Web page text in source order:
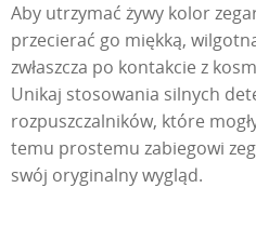
Aby utrzymać żywy kolor
przecierać go miękką,
zwłaszcza po kontakcie z
Unikaj stosowania silnych
rozpuszczalników, które
temu prostemu zabiegowi
swój oryginalny wygląd.